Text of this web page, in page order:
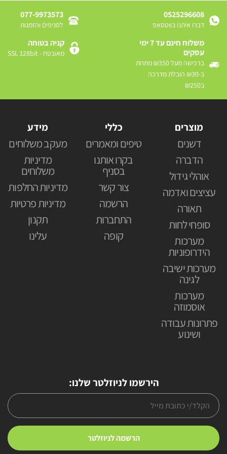
0525296608
דברו איתנו בווטסאפ
077-9973573
לסניפים והזמנות
משלוח חינם עד 7 ימי
עסקים
ברכישה מעל ₪350 מתחת
ב-₪30 הובלת מדרכה
ב₪250
קניה בטוחה
מאובטח - SSL 128bit
מוצרים
דשנים
הדברה
אוהלי גידול
עציצים ואדמה
תאורה
סופחי לחות
מערכות
הידרופוניות
מערכות ישיבה
לגינה
מערכות
אוסמוזה
פתרונות עבודה
ושינוע
כללי
טיפים ומאמרים
בקרו אותנו
בסניף
צור קשר
הרשמה
התחברות
קופה
מידע
מעקב משלוחים
מדיניות
משלוחים
מדיניות החלפות
מדיניות פרטיות
תקנון
עלינו
הירשמו לניוזלטר שלנו: